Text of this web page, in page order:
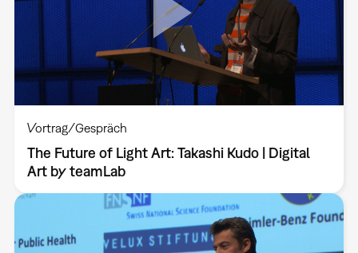
Vortrag/Gespräch
The Future of Light Art: Takashi Kudo | Digital
Art by teamLab